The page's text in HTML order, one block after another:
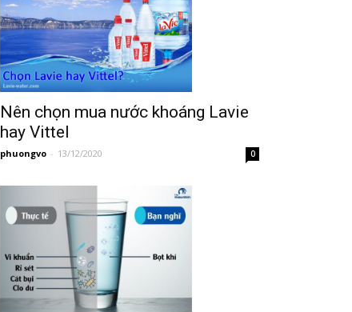
Nên chọn mua nước khoáng Lavie
hay Vittel
phuongvo - 13/12/2020 0